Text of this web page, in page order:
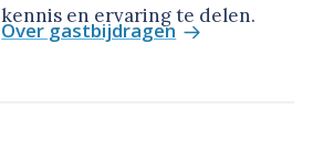
kennis en ervaring te delen.
Over gastbijdragen